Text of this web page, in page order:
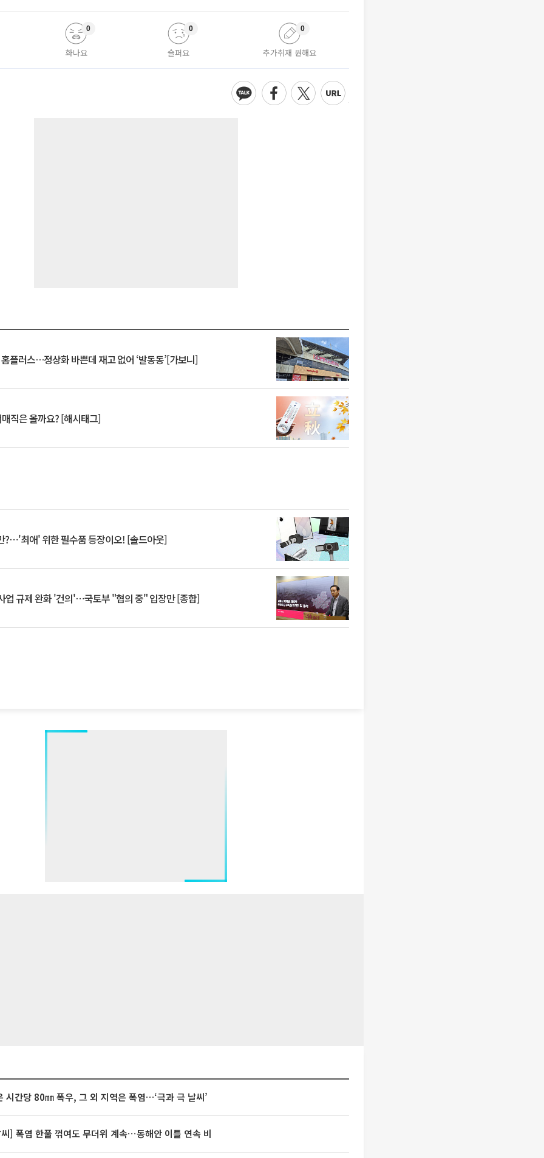
화나요
0
슬퍼요
0
추가취재 원해요
0
플러스…정상화 바쁜데 재고 없어 ‘발동동’[가보니]
직은 올까요? [해시태그]
?⋯'최애' 위한 필수품 등장이오! [솔드아웃]
업 규제 완화 '건의'⋯국토부 "협의 중" 입장만 [종합]
시간당 80㎜ 폭우, 그 외 지역은 폭염…‘극과 극 날씨’
] 폭염 한풀 꺾여도 무더위 계속⋯동해안 이틀 연속 비